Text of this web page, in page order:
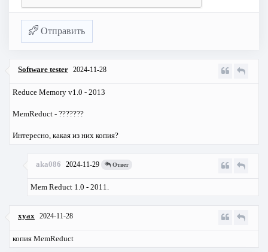
Отправить
Software tester 2024-11-28
Reduce Memory v1.0 - 2013
MemReduct - ???????
Интересно, какая из них копия?
aka086 2024-11-29 Ответ
Mem Reduct 1.0 - 2011.
xyax 2024-11-28
копия MemReduct